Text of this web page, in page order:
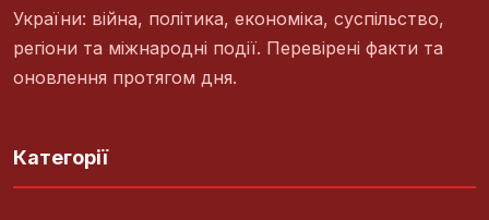
України: війна, політика, економіка, суспільство,
регіони та міжнародні події. Перевірені факти та
оновлення протягом дня.
Категорії